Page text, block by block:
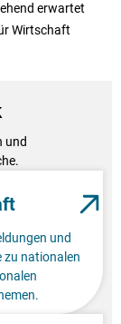
erwartet
Wirtschaft
und
und
zu nationalen